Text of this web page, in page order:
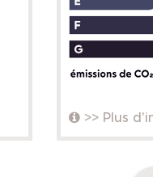
>> Plus